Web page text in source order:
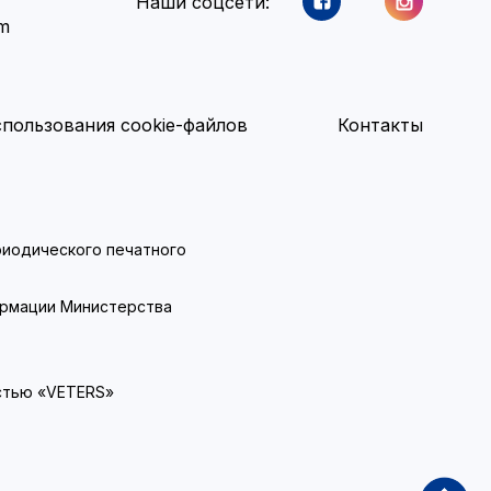
cookie-файлов Контакты
печатного
Министерства
«VETERS»